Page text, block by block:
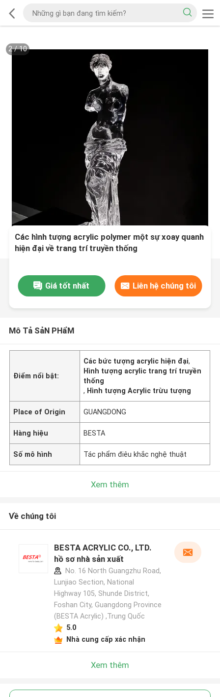
2/10
Các hình tượng acrylic polymer một sự xoay quanh
hiện đại về trang trí truyền thống
Giá tốt nhất Liên hệ chúng tôi
Mô Tả SảN PHẩM
Điểm nổi bật:
Các bức tượng acrylic hiện đại,
Hình tượng acrylic trang trí truyền
thống
, Hình tượng Acrylic trừu tượng
Place of Origin GUANGDONG
Hàng hiệu BESTA
Số mô hình Tác phẩm điêu khắc nghệ thuật
Xem thêm
Về chúng tôi
BESTA ACRYLIC CO., LTD.
hồ sơ nhà sản xuất
No. 16 North Guangzhu Road,
Lunjiao Section, National
Highway 105, Shunde District,
Foshan City, Guangdong Province
(BESTA Acrylic) ,Trung Quốc
5.0
Nhà cung cấp xác nhận
Xem thêm